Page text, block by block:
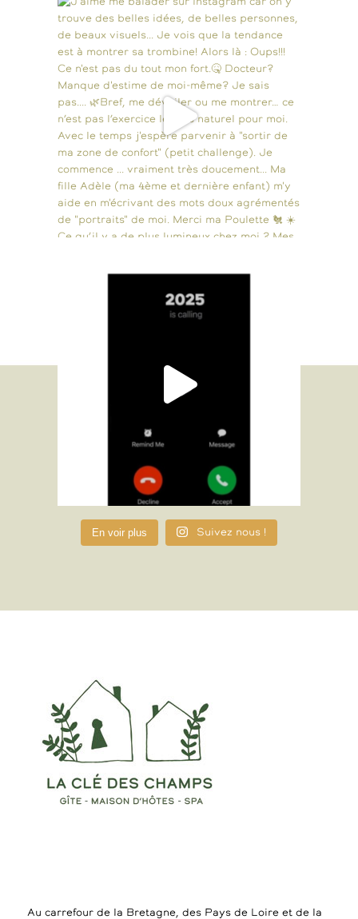
En voir plus Suivez nous !
Au carrefour de la Bretagne, des Pays de Loire et de la